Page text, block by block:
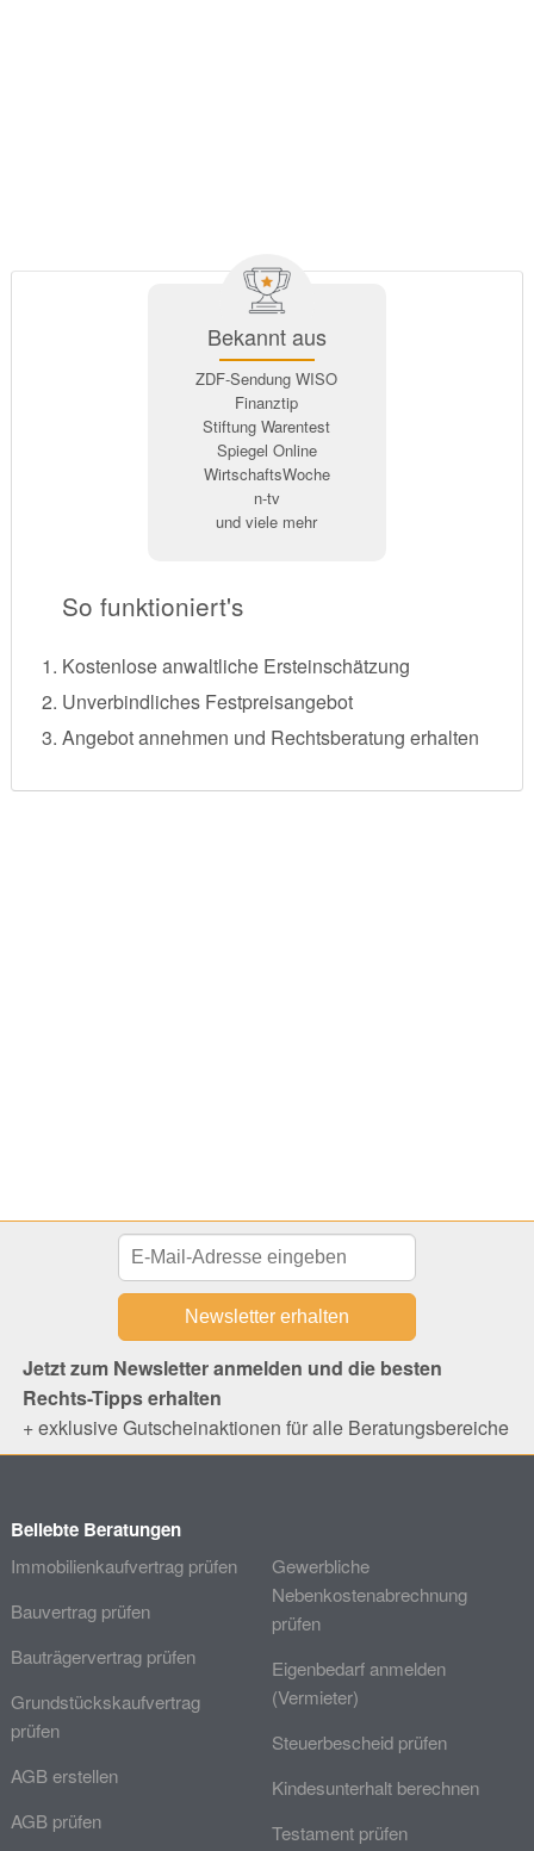
Bekannt aus
ZDF-Sendung WISO
Finanztip
Stiftung Warentest
Spiegel Online
WirtschaftsWoche
n-tv
und viele mehr
So funktioniert's
Kostenlose anwaltliche Ersteinschätzung
Unverbindliches Festpreisangebot
Angebot annehmen und Rechtsberatung erhalten
Jetzt zum Newsletter anmelden und die besten
Rechts-Tipps erhalten
+ exklusive Gutscheinaktionen für alle Beratungsbereiche
Beliebte Beratungen
Immobilienkaufvertrag prüfen
Bauvertrag prüfen
Bauträgervertrag prüfen
Grundstückskaufvertrag
prüfen
AGB erstellen
AGB prüfen
Gewerbliche
Nebenkostenabrechnung
prüfen
Eigenbedarf anmelden
(Vermieter)
Steuerbescheid prüfen
Kindesunterhalt berechnen
Testament prüfen